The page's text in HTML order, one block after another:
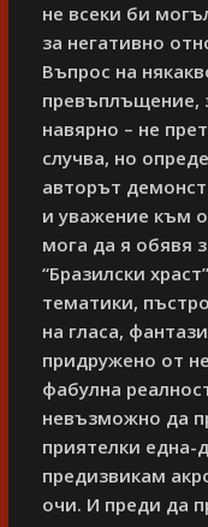
не всеки би
за негативно
Въпрос на
превъплъщение,
навярно – не
случва, но
авторът
и уважение към
мога да я обявя
“Бразилски
тематики,
на гласа,
придружено от
фабулна
невъзможно да
приятелки една-
предизвикам
очи. И преди да